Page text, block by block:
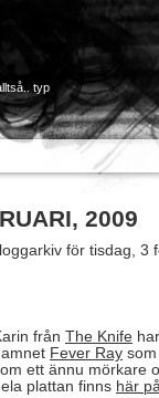
typ
2009
för tisdag, 3
från The Knife
Fever Ray
ett ännu mörkare
plattan finns här